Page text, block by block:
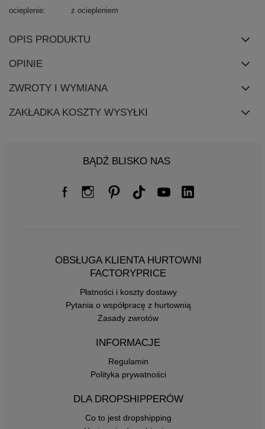
ocieplenie z ociepleniem
OPIS PRODUKTU
OPINIE
ZWROTY I WYMIANA
ZAKŁADKA KOSZTY WYSYŁKI
BĄDŹ BLISKO NAS
OBSŁUGA KLIENTA HURTOWNI
FACTORYPRICE
Płatności i koszty dostawy
Pytania o współpracę z hurtownią
Zasady zwrotów
INFORMACJE
Regulamin
Polityka prywatności
DLA DROPSHIPPERÓW
Co to jest dropshipping